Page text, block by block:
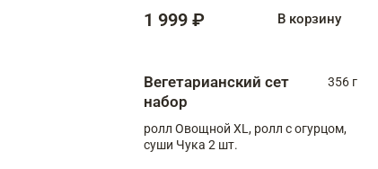
1 999 ₽ В корзину
Вегетарианский сет
набор
356 г
ролл Овощной XL, ролл с огурцом,
суши Чука 2 шт.